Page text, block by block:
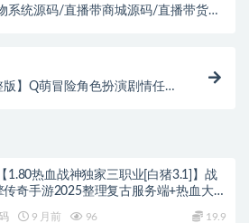
系统源码/直播带商城源码/直播带货合
】Q萌冒险角色扮演剧情任务
1.80热血战神独家三职业[白猪3.1]】战
传奇手游2025整理复古服务端+热血大陆
9 月前 96 19.9